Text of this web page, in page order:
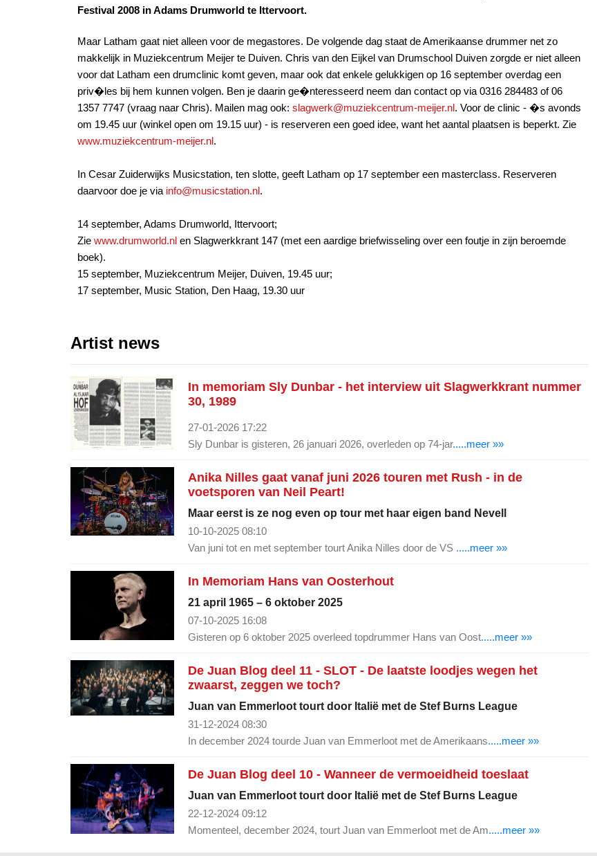
Festival 2008 in Adams Drumworld te Ittervoort.
Maar Latham gaat niet alleen voor de megastores. De volgende dag staat de Amerikaanse drummer net zo
makkelijk in Muziekcentrum Meijer te Duiven. Chris van den Eijkel van Drumschool Duiven zorgde er niet alleen
voor dat Latham een drumclinic komt geven, maar ook dat enkele gelukkigen op 16 september overdag een
priv�les bij hem kunnen volgen. Ben je daarin ge�nteresseerd neem dan contact op via 0316 284483 of 06
1357 7747 (vraag naar Chris). Mailen mag ook: slagwerk@muziekcentrum-meijer.nl. Voor de clinic - �s avonds
om 19.45 uur (winkel open om 19.15 uur) - is reserveren een goed idee, want het aantal plaatsen is beperkt. Zie
www.muziekcentrum-meijer.nl.
In Cesar Zuiderwijks Musicstation, ten slotte, geeft Latham op 17 september een masterclass. Reserveren
daarvoor doe je via info@musicstation.nl.
14 september, Adams Drumworld, Ittervoort;
Zie www.drumworld.nl en Slagwerkkrant 147 (met een aardige briefwisseling over een foutje in zijn beroemde
boek).
15 september, Muziekcentrum Meijer, Duiven, 19.45 uur;
17 september, Music Station, Den Haag, 19.30 uur
Artist news
In memoriam Sly Dunbar - het interview uit Slagwerkkrant nummer
30, 1989
27-01-2026 17:22
Sly Dunbar is gisteren, 26 januari 2026, overleden op 74-jar.....meer »»
Anika Nilles gaat vanaf juni 2026 touren met Rush - in de
voetsporen van Neil Peart!
Maar eerst is ze nog even op tour met haar eigen band Nevell
10-10-2025 08:10
Van juni tot en met september tourt Anika Nilles door de VS .....meer »»
In Memoriam Hans van Oosterhout
21 april 1965 – 6 oktober 2025
07-10-2025 16:08
Gisteren op 6 oktober 2025 overleed topdrummer Hans van Oost.....meer »»
De Juan Blog deel 11 - SLOT - De laatste loodjes wegen het
zwaarst, zeggen we toch?
Juan van Emmerloot tourt door Italië met de Stef Burns League
31-12-2024 08:30
In december 2024 tourde Juan van Emmerloot met de Amerikaans.....meer »»
De Juan Blog deel 10 - Wanneer de vermoeidheid toeslaat
Juan van Emmerloot tourt door Italië met de Stef Burns League
22-12-2024 09:12
Momenteel, december 2024, tourt Juan van Emmerloot met de Am.....meer »»